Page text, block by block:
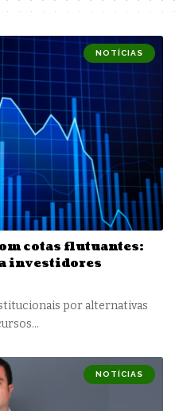
NOTÍCIAS
cotas flutuantes:
investidores
por alternativas
NOTÍCIAS